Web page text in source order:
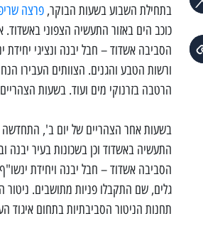
בתחילת השבוע בשעות הבוקר,פרצה
כוכב הים באזור התעשיה הצפוני
הסביבה אשדוד – חבל יבנה ונציגי
ורשות הטבע והגנים. הצוותים העבירו
הרטבה בזרנוקי מים ועוד. בשעות
בשעות אחר הצהריים של יום ב', התחדשה
התעשיה באשדוד וכן בשכונות בעיר יבנה
הסביבה אשדוד – חבל יבנה ויחידת ינשו"ף
גלים, שם התקבלו פניות מתושבים. ניטור
תחנות הניטור הסביבתיות בתחום איגוד